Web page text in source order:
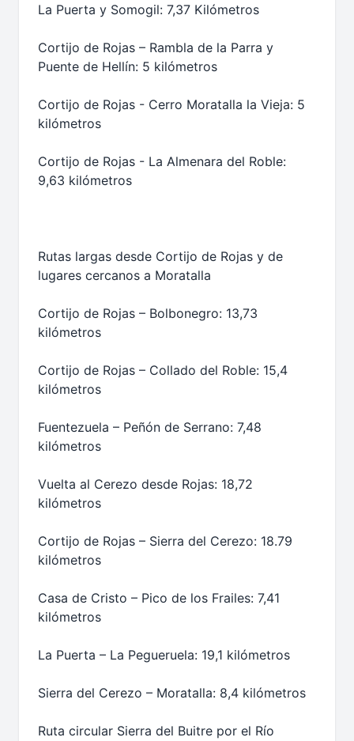
La Puerta y Somogil: 7,37 Kilómetros
Cortijo de Rojas – Rambla de la Parra y
Puente de Hellín: 5 kilómetros
Cortijo de Rojas - Cerro Moratalla la Vieja: 5
kilómetros
Cortijo de Rojas - La Almenara del Roble:
9,63 kilómetros
Rutas largas desde Cortijo de Rojas y de
lugares cercanos a Moratalla
Cortijo de Rojas – Bolbonegro: 13,73
kilómetros
Cortijo de Rojas – Collado del Roble: 15,4
kilómetros
Fuentezuela – Peñón de Serrano: 7,48
kilómetros
Vuelta al Cerezo desde Rojas: 18,72
kilómetros
Cortijo de Rojas – Sierra del Cerezo: 18.79
kilómetros
Casa de Cristo – Pico de los Frailes: 7,41
kilómetros
La Puerta – La Pegueruela: 19,1 kilómetros
Sierra del Cerezo – Moratalla: 8,4 kilómetros
Ruta circular Sierra del Buitre por el Río